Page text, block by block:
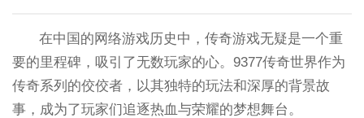
在中国的网络游戏历史中，传奇游戏无疑是一个重
要的里程碑，吸引了无数玩家的心。9377传奇世界作为
传奇系列的佼佼者，以其独特的玩法和深厚的背景故
事，成为了玩家们追逐热血与荣耀的梦想舞台。